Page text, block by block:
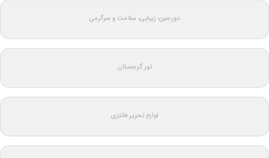
دورجین؛ زیبایی، سلامت و سرگرمی
تور گرجستان
لوازم تحریر فانتزی